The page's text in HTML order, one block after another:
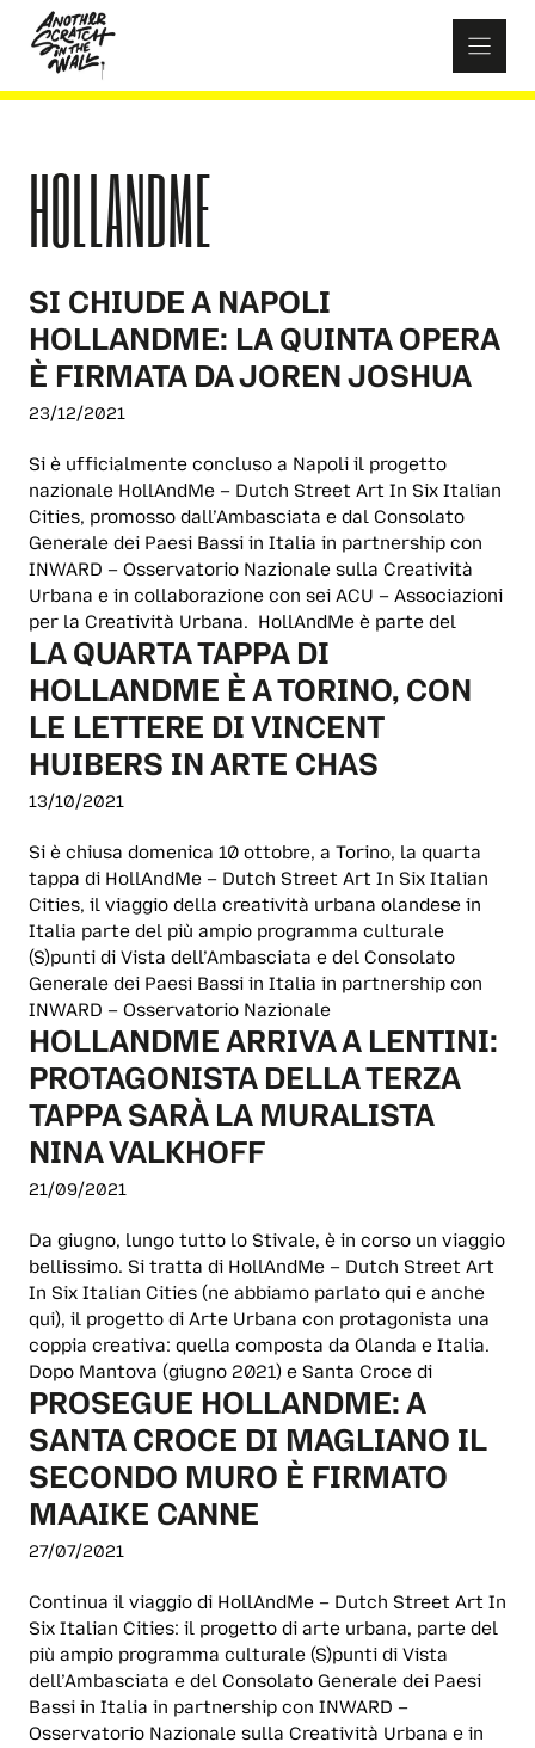
content
HOLLANDME
SI CHIUDE A NAPOLI
HOLLANDME: LA QUINTA OPERA
È FIRMATA DA JOREN JOSHUA
23/12/2021
Si è ufficialmente concluso a Napoli il progetto
nazionale HollAndMe – Dutch Street Art In Six Italian
Cities, promosso dall’Ambasciata e dal Consolato
Generale dei Paesi Bassi in Italia in partnership con
INWARD – Osservatorio Nazionale sulla Creatività
Urbana e in collaborazione con sei ACU – Associazioni
per la Creatività Urbana. HollAndMe è parte del
LA QUARTA TAPPA DI
HOLLANDME È A TORINO, CON
LE LETTERE DI VINCENT
HUIBERS IN ARTE CHAS
13/10/2021
Si è chiusa domenica 10 ottobre, a Torino, la quarta
tappa di HollAndMe – Dutch Street Art In Six Italian
Cities, il viaggio della creatività urbana olandese in
Italia parte del più ampio programma culturale
(S)punti di Vista dell’Ambasciata e del Consolato
Generale dei Paesi Bassi in Italia in partnership con
INWARD – Osservatorio Nazionale
HOLLANDME ARRIVA A LENTINI:
PROTAGONISTA DELLA TERZA
TAPPA SARÀ LA MURALISTA
NINA VALKHOFF
21/09/2021
Da giugno, lungo tutto lo Stivale, è in corso un viaggio
bellissimo. Si tratta di HollAndMe – Dutch Street Art
In Six Italian Cities (ne abbiamo parlato qui e anche
qui), il progetto di Arte Urbana con protagonista una
coppia creativa: quella composta da Olanda e Italia.
Dopo Mantova (giugno 2021) e Santa Croce di
PROSEGUE HOLLANDME: A
SANTA CROCE DI MAGLIANO IL
SECONDO MURO È FIRMATO
MAAIKE CANNE
27/07/2021
Continua il viaggio di HollAndMe – Dutch Street Art In
Six Italian Cities: il progetto di arte urbana, parte del
più ampio programma culturale (S)punti di Vista
dell’Ambasciata e del Consolato Generale dei Paesi
Bassi in Italia in partnership con INWARD –
Osservatorio Nazionale sulla Creatività Urbana e in